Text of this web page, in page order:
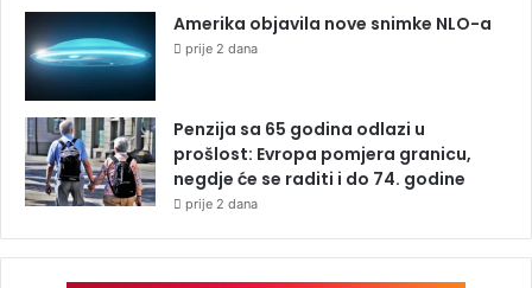
Amerika objavila nove snimke NLO-a
prije 2 dana
Penzija sa 65 godina odlazi u
prošlost: Evropa pomjera granicu,
negdje će se raditi i do 74. godine
prije 2 dana